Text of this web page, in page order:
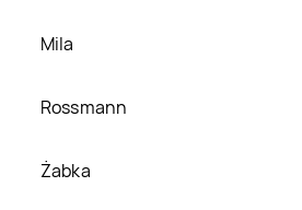
Mila
Rossmann
Żabka